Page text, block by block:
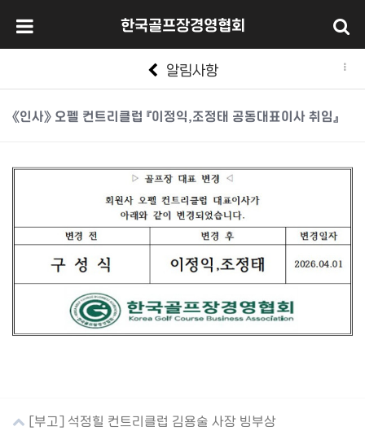
한국골프장경영협회
알림사항
《인사》 오펠 컨트리클럽 『이정익,조정태 공동대표이사 취임』
본문
[부고] 석정힐 컨트리클럽 김용술 사장 빙부상